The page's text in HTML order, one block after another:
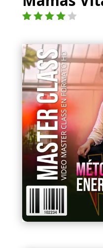
4.00de
5 en
base a
valoraci
ón de
un
cliente